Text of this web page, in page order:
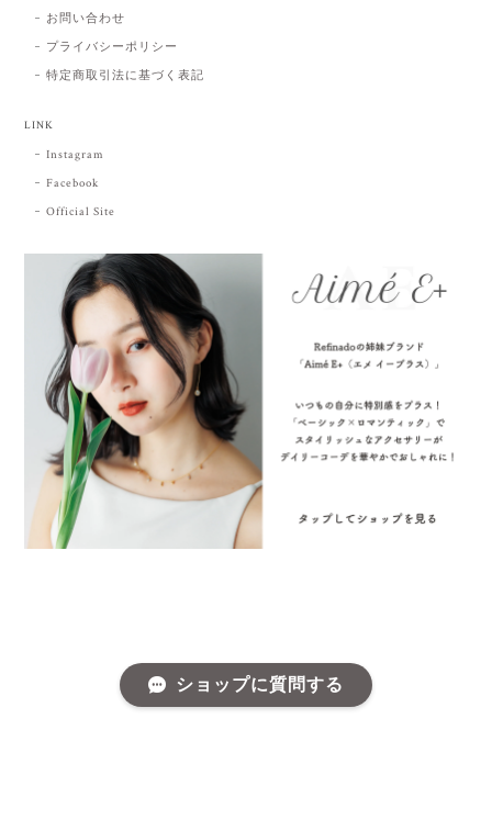
お問い合わせ
プライバシーポリシー
特定商取引法に基づく表記
LINK
Instagram
Facebook
Official Site
ショップに質問する